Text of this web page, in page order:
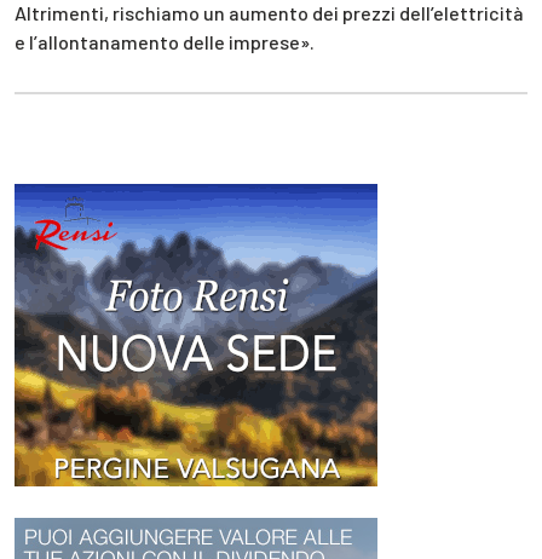
Altrimenti, rischiamo un aumento dei prezzi dell’elettricità
e l’allontanamento delle imprese».